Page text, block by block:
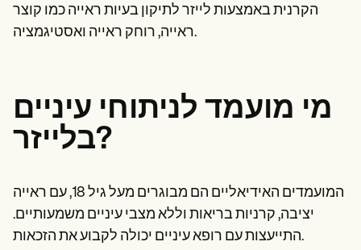
השוואה
תבניות
תבנית הערות SOAP
תבנית תוכנית טיפול
Informed Consent Form
Social Work Treatment Plans
Patient Visit Summary Template
Help Center
Demos
Training Hub
הקרנית באמצעות לייזר לתיקון בעיות ראייה כמו קוצר
ראייה, רוחק ראייה ואסטיגמציה.
מי מועמד לניתוחי עיניים
בלייזר?
המועמדים האידיאליים הם מבוגרים מעל גיל 18, עם ראייה
יציבה, קרניות בריאות וללא מצבי עיניים משמעותיים.
התייעצות עם רופא עיניים יכולה לקבוע את הזכאות.